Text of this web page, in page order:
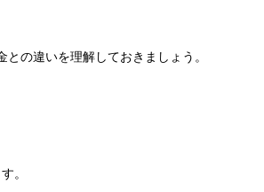
の違いを理解しておきましょう。
。